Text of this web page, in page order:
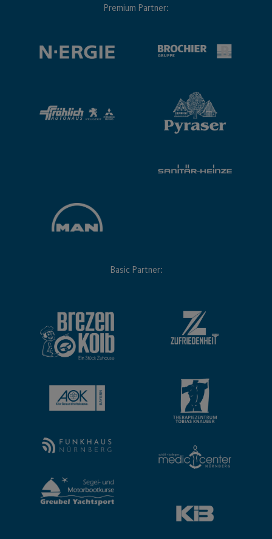
Premium Partner:
Basic Partner: